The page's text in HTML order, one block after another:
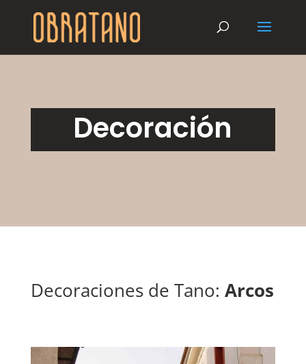
Decoración
Decoraciones de Tano: Arcos